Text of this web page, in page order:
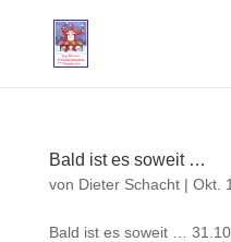
Bald ist es soweit …
von Dieter Schacht| Okt.
Bald ist es soweit …